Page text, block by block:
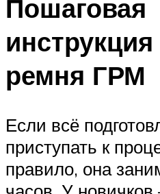
Пошаговая
ремня ГРМ
Если всё
приступать к
правило, она